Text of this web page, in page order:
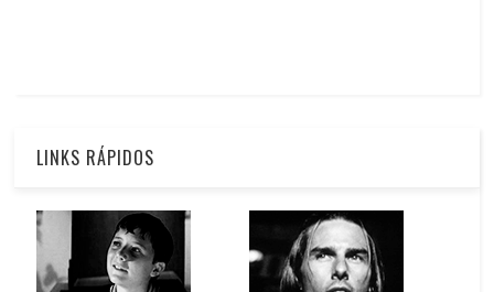
LINKS RÁPIDOS